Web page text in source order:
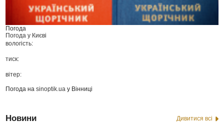
Погода
Погода у Києві
вологість:
тиск:
вітер:
Погода наsinoptik.ua у Вінниці
Новини Дивитися всі